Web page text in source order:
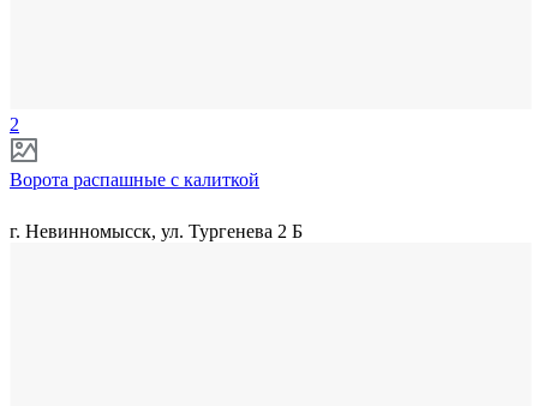
2
Ворота распашные с калиткой
г. Невинномысск, ул. Тургенева 2 Б